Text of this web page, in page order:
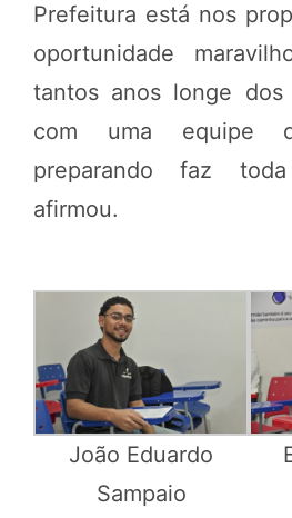
Prefeitura está nos
oportunidade
tantos anos longe dos
com uma equipe
preparando faz
afirmou.
João Eduardo
Sampaio